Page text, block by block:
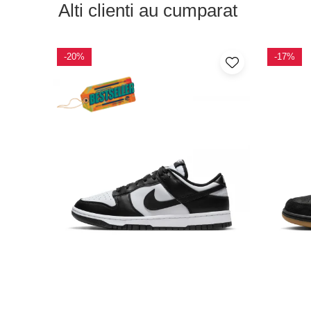
Alti clienti au cumparat
-20% -17%